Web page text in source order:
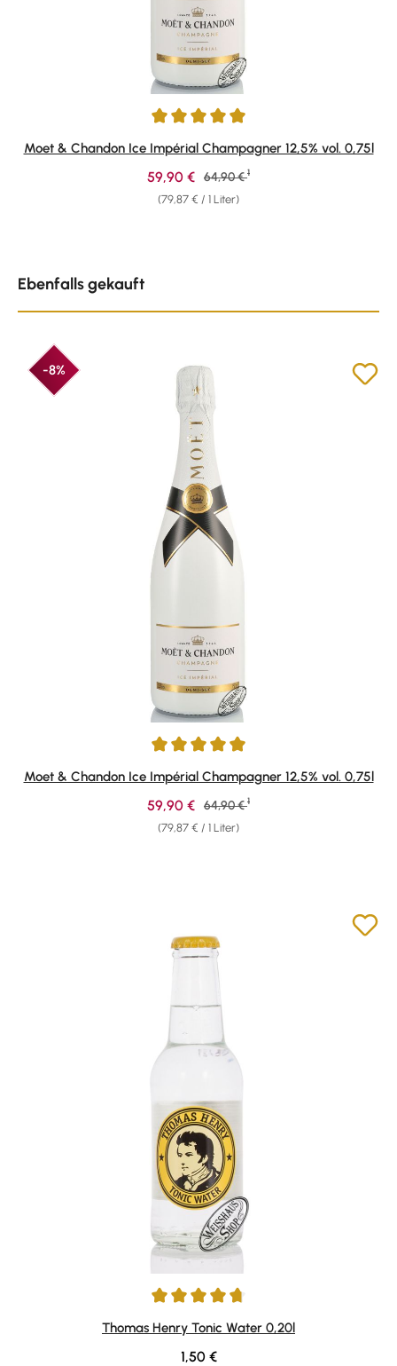
Durchschnittliche Bewertung von 5 von 5 Sternen
Moet & Chandon Ice Impérial Champagner 12,5% vol. 0,75l
(79,87 € / 1 Liter)
Verkaufspreis:
59,90 € Regulärer Preis:
64,90 € 1
Ebenfalls gekauft
-8%
Durchschnittliche Bewertung von 5 von 5 Sternen
Moet & Chandon Ice Impérial Champagner 12,5% vol. 0,75l
(79,87 € / 1 Liter)
Verkaufspreis:
59,90 € Regulärer Preis:
64,90 € 1
Durchschnittliche Bewertung von 4.78 von 5 Sternen
Thomas Henry Tonic Water 0,20l
Regulärer Preis:
1,50 €